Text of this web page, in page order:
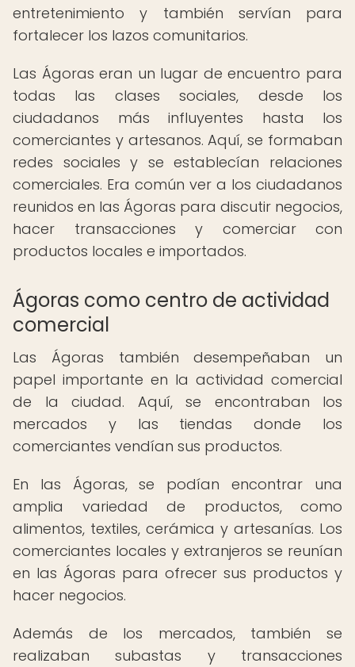
entretenimiento y también servían para
fortalecer los lazos comunitarios.
Las Ágoras eran un lugar de encuentro para
todas las clases sociales, desde los
ciudadanos más influyentes hasta los
comerciantes y artesanos. Aquí, se formaban
redes sociales y se establecían relaciones
comerciales. Era común ver a los ciudadanos
reunidos en las Ágoras para discutir negocios,
hacer transacciones y comerciar con
productos locales e importados.
Ágoras como centro de actividad
comercial
Las Ágoras también desempeñaban un
papel importante en la actividad comercial
de la ciudad. Aquí, se encontraban los
mercados y las tiendas donde los
comerciantes vendían sus productos.
En las Ágoras, se podían encontrar una
amplia variedad de productos, como
alimentos, textiles, cerámica y artesanías. Los
comerciantes locales y extranjeros se reunían
en las Ágoras para ofrecer sus productos y
hacer negocios.
Además de los mercados, también se
realizaban subastas y transacciones